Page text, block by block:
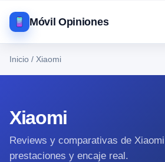
Móvil Opiniones
Inicio / Xiaomi
Xiaomi
Reviews y comparativas de
prestaciones y encaje real.